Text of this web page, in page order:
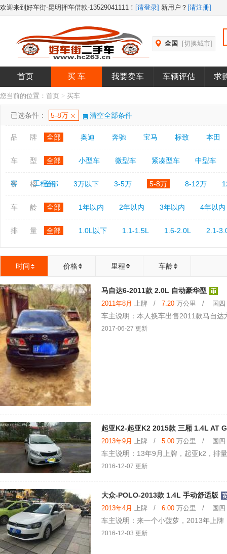
欢迎来到好车街-昆明押车借款-13529041111！ [请登录] 新用户？ [请注册]
全国 [切换城市]
首页 买 车 我要卖车 车辆评估 求
您当前的位置： 首页 > 买车
已选条件： 5-8万 清空全部条件
品 牌 全部 奥迪 奔驰 宝马 标致 本田
车 型 全部 小型车 微型车 紧凑型车 中型车
客 工程车
价 格 全部 3万以下 3-5万 5-8万 8-12万
车 龄 全部 1年以内 2年以内 3年以内 4年以内
排 量 全部 1.0L以下 1.1-1.5L 1.6-2.0L 2.1-
时间 价格 里程 车龄
马自达6-2011款 2.0L 自动豪华型
2011年8月 上牌 / 7.20 万公里 / 国四 /
车主说明：本人换车出售2011款马自
2017-06-27 更新
起亚K2-起亚K2 2015款 三厢 1.4L AT
2013年9月 上牌 / 5.00 万公里 / 国四 /
车主说明：13年9月上牌，起亚k2，排
2016-12-07 更新
大众-POLO-2013款 1.4L 手动舒适版
2013年4月 上牌 / 6.00 万公里 / 国四 /
车主说明：来一个小菠萝，2013年上
2016-12-03 更新